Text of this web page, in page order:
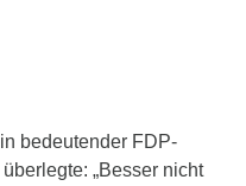
bedeutender FDP-
„Besser nicht